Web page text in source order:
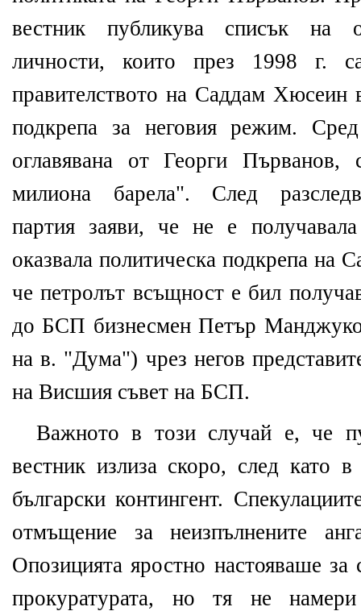
вестник публикува списък на
личности, които през 1998 г.
правителството на Саддам Хюсеин
подкрепа за неговия режим.
оглавявана от Георги
милиона барела". След
партия заяви, че не е
оказвала политическа подкрепа на
че петролът всъщност е бил
до БСП бизнесмен Петър
на в. "Дума") чрез негов
на Висшия съвет на БСП.
Важното в този случай е, че
вестник излиза скоро, след като
български контингент.
отмъщение за неизпълнените
Опозицията яростно настояваше за
прокуратурата, но тя не